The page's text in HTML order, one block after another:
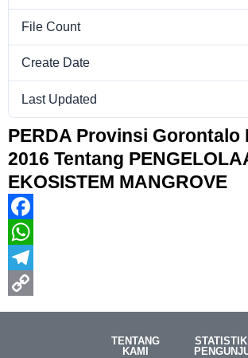
File Count
Create Date
Last Updated
PERDA Provinsi Gorontalo
2016 Tentang
EKOSISTEM MANGROVE
Facebook
WhatsApp
Telegram
TENTANG
KAMI
STATISTIK